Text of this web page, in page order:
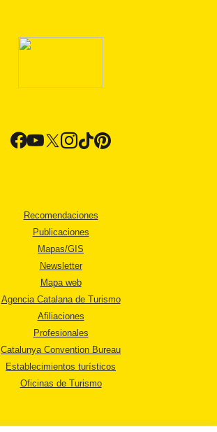
Recomendaciones
Publicaciones
Mapas/GIS
Newsletter
Mapa web
Agencia Catalana de Turismo
Afiliaciones
Profesionales
Catalunya Convention Bureau
Establecimientos turísticos
Oficinas de Turismo